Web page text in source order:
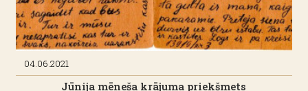
04.06.2021
Jūnija mēneša krājuma priekšmets